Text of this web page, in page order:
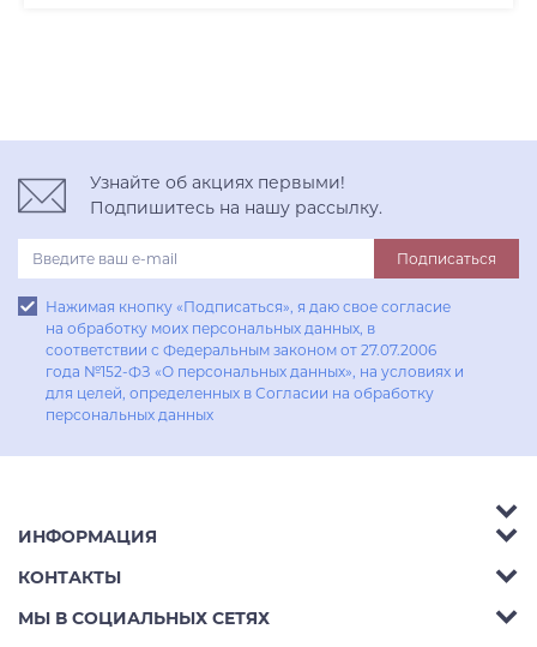
Узнайте об акциях первыми!
Подпишитесь на нашу рассылку.
Подписаться
Нажимая кнопку «Подписаться», я даю свое согласие
на обработку моих персональных данных, в
соответствии с Федеральным законом от 27.07.2006
года №152-ФЗ «О персональных данных», на условиях и
для целей, определенных в Согласии на обработку
персональных данных
Аксессуары
Гостиные
ИНФОРМАЦИЯ
Акции
Доставка
КОНТАКТЫ
Телефон: 8 (800) 302-42-39
МЫ В СОЦИАЛЬНЫХ СЕТЯХ